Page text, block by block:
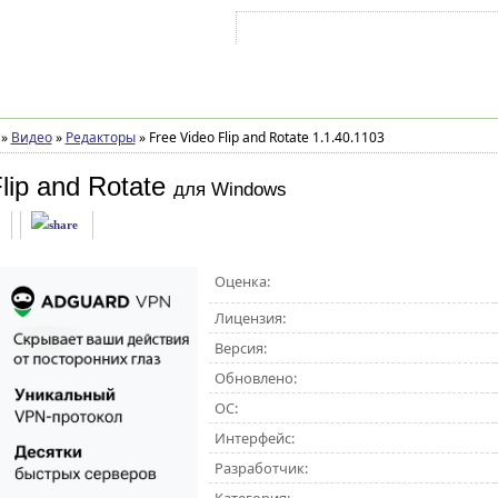
» Видео » Редакторы »Free Video Flip and Rotate 1.1.40.1103
and Rotate для Windows
Оценка:
Лицензия:
Версия:
Обновлено:
ОС:
Интерфейс:
Разработчик: